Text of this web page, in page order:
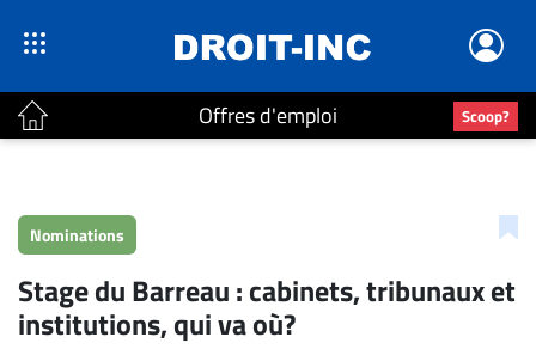
Offres d'emploi Scoop?
Accueil
Continu
Nominations
Nominations
Stage du Barreau : cabinets, tribunaux et
institutions, qui va où?